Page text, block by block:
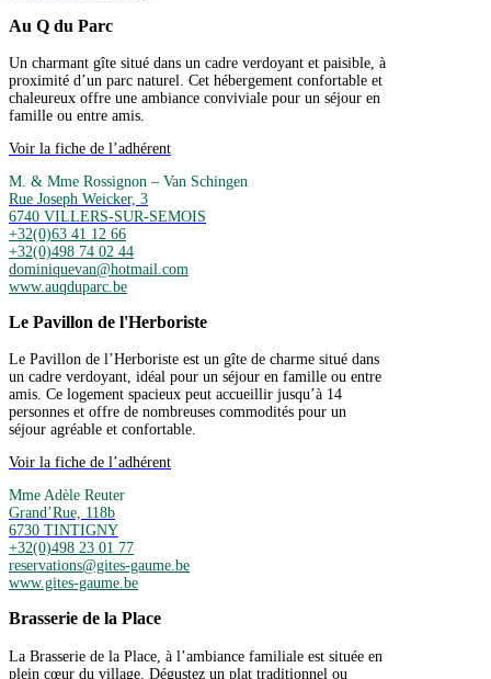
Au Q du Parc
Un charmant gîte situé dans un cadre verdoyant et paisible, à
proximité d’un parc naturel. Cet hébergement confortable et
chaleureux offre une ambiance conviviale pour un séjour en
famille ou entre amis.
Voir la fiche de l’adhérent
M. & Mme Rossignon – Van Schingen
Rue Joseph Weicker, 3
6740 VILLERS-SUR-SEMOIS
+32(0)63 41 12 66
+32(0)498 74 02 44
dominiquevan@hotmail.com
www.auqduparc.be
Le Pavillon de l'Herboriste
Le Pavillon de l’Herboriste est un gîte de charme situé dans
un cadre verdoyant, idéal pour un séjour en famille ou entre
amis. Ce logement spacieux peut accueillir jusqu’à 14
personnes et offre de nombreuses commodités pour un
séjour agréable et confortable.
Voir la fiche de l’adhérent
Mme Adèle Reuter
Grand’Rue, 118b
6730 TINTIGNY
+32(0)498 23 01 77
reservations@gites-gaume.be
www.gites-gaume.be
Brasserie de la Place
La Brasserie de la Place, à l’ambiance familiale est située en
plein cœur du village. Dégustez un plat traditionnel ou